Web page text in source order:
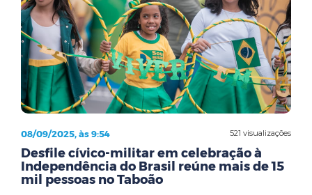
521 visualizações
08/09/2025, às 9:54
Desfile cívico-militar em celebração à
Independência do Brasil reúne mais de 15
mil pessoas no Taboão